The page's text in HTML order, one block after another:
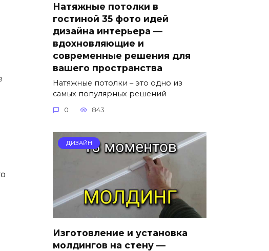
Натяжные потолки в
гостиной 35 фото идей
дизайна интерьера —
вдохновляющие и
современные решения для
вашего пространства
Натяжные потолки – это одно из
самых популярных решений
0 843
ДИЗАЙН
Изготовление и установка
молдингов на стену —